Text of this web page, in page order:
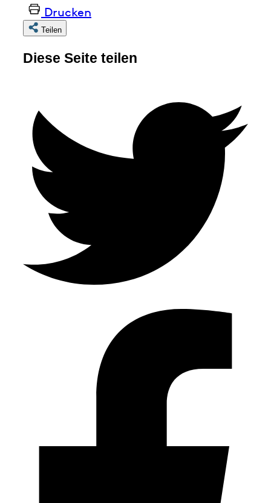
Drucken
Teilen
Diese Seite teilen